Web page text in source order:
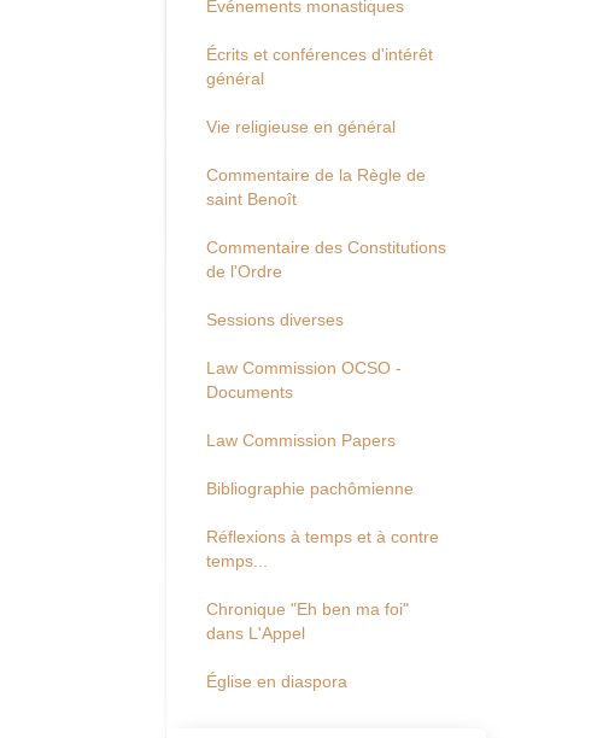
Événements monastiques
Écrits et conférences d'intérêt
général
Vie religieuse en général
Commentaire de la Règle de
saint Benoît
Commentaire des Constitutions
de l'Ordre
Sessions diverses
Law Commission OCSO -
Documents
Law Commission Papers
Bibliographie pachômienne
Réflexions à temps et à contre
temps...
Chronique "Eh ben ma foi"
dans L'Appel
Église en diaspora